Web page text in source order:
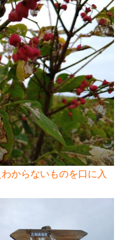
からないものを口に入